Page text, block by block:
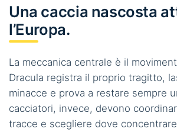
Una caccia nascosta
l’Europa.
La meccanica centrale è il
Dracula registra il proprio tragitto,
minacce e prova a restare sempre
cacciatori, invece, devono
tracce e scegliere dove